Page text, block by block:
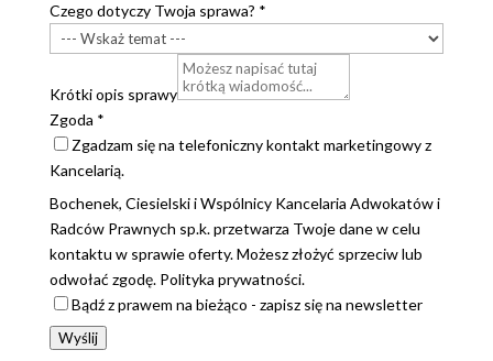
Czego dotyczy Twoja sprawa? *
Krótki opis sprawy
Zgoda *
Zgadzam się na telefoniczny kontakt marketingowy z
Kancelarią.
Bochenek, Ciesielski i Wspólnicy Kancelaria Adwokatów i
Radców Prawnych sp.k. przetwarza Twoje dane w celu
kontaktu w sprawie oferty. Możesz złożyć sprzeciw lub
odwołać zgodę. Polityka prywatności.
Bądź z prawem na bieżąco - zapisz się na newsletter
Wyślij